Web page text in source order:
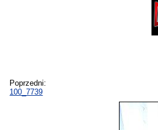
Poprzedni:
100_7739